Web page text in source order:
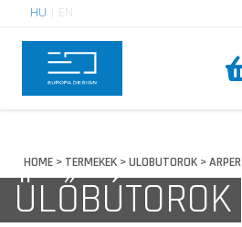
HU EN
HOME > TERMEKEK >ULOBUTOROK >ARPER
ÜLŐBÚTOROK